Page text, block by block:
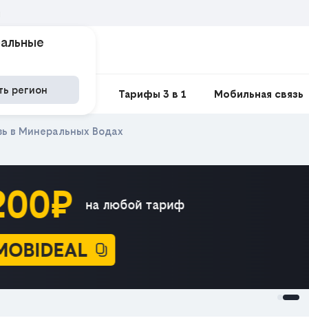
Интернет и ТВ Тарифы 3 в 1 Мобильная связь
в Минеральных Водах
на любой тариф
регион